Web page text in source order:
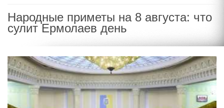
Народные приметы на 8 августа: что
сулит Ермолаев день